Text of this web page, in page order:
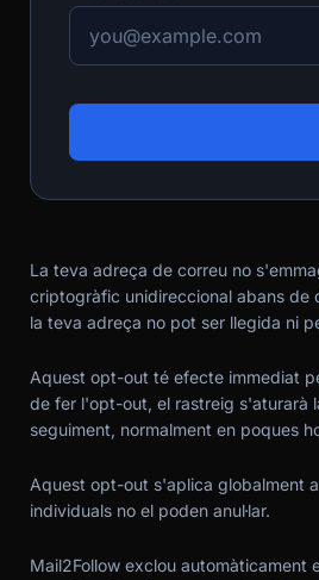
La teva adreça de correu no
criptogràfic unidireccional abans de
la teva adreça no pot ser llegida ni
Aquest opt-out té efecte immediat
de fer l'opt-out, el rastreig s'aturarà
seguiment, normalment en poques
Aquest opt-out s'aplica globalment
individuals no el poden anul·lar.
Mail2Follow exclou automàticament